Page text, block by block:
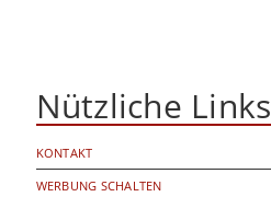
Nützliche Links
KONTAKT
WERBUNG SCHALTEN